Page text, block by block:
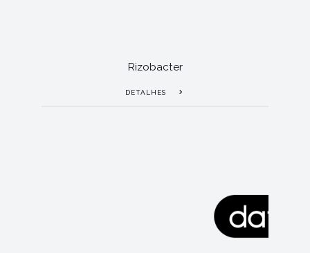
Rizobacter
DETALHES